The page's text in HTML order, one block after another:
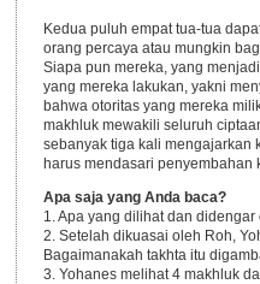
Kedua puluh empat tua-tua
orang percaya atau mungkin
Siapa pun mereka, yang
yang mereka lakukan, yakni
bahwa otoritas yang mereka
makhluk mewakili seluruh
sebanyak tiga kali mengajarkan
harus mendasari penyembahan
Apa saja yang Anda baca?
1. Apa yang dilihat dan
2. Setelah dikuasai oleh Roh,
Bagaimanakah takhta itu
3. Yohanes melihat 4 makhluk